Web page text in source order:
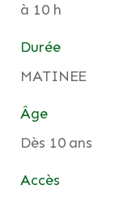
à 10 h
Durée
MATINEE
Âge
Dès 10 ans
Accès